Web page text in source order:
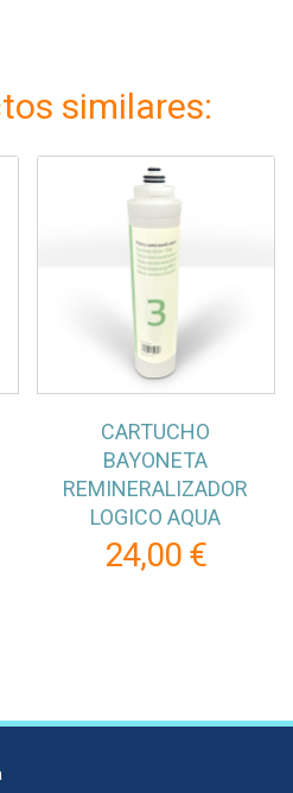
similares:
CARTUCHO
BAYONETA
REMINERALIZADOR
LOGICO AQUA
24,00 €